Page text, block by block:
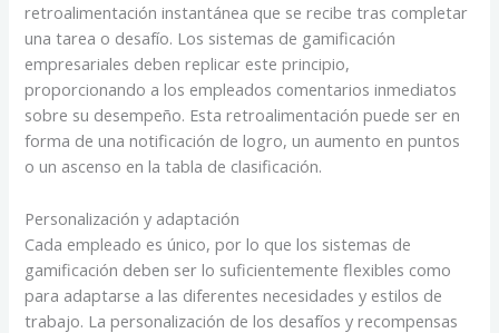
retroalimentación instantánea que se recibe tras completar
una tarea o desafío. Los sistemas de gamificación
empresariales deben replicar este principio,
proporcionando a los empleados comentarios inmediatos
sobre su desempeño. Esta retroalimentación puede ser en
forma de una notificación de logro, un aumento en puntos
o un ascenso en la tabla de clasificación.
Personalización y adaptación
Cada empleado es único, por lo que los sistemas de
gamificación deben ser lo suficientemente flexibles como
para adaptarse a las diferentes necesidades y estilos de
trabajo. La personalización de los desafíos y recompensas